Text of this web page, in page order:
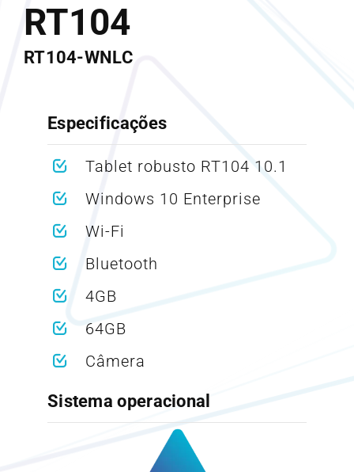
RT104
RT104-WNLC
Especificações
Tablet robusto RT104 10.1
Windows 10 Enterprise
Wi-Fi
Bluetooth
4GB
64GB
Câmera
Sistema operacional